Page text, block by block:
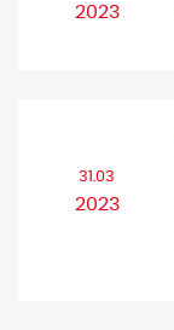
2023
31.03
2023